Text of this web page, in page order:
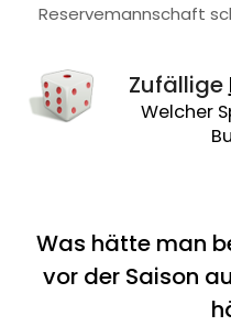
Reservemannschaft
Zufällige
Welcher
Was hätte man
vor der Saison